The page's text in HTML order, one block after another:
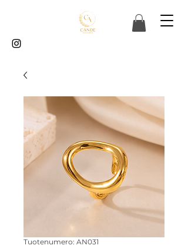
Tuotenumero: AN031